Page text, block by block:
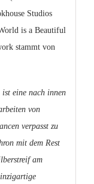
Studios
is a Beautiful
stammt von
ist eine nach innen
von
verpasst zu
mit dem Rest
am